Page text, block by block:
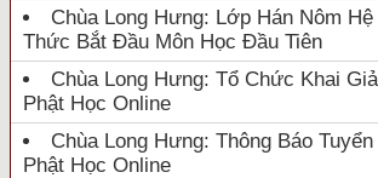
Chùa Long Hưng: Lớp Hán Nôm
Thức Bắt Đầu Môn Học Đầu Tiên
Chùa Long Hưng: Tổ Chức Khai
Phật Học Online
Chùa Long Hưng: Thông Báo
Phật Học Online